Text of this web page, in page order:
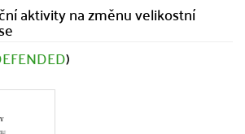
aktivity na změnu velikostní
)